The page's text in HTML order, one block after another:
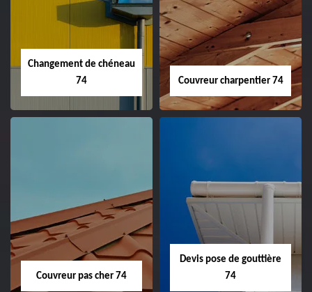
Changement de chéneau
74
Couvreur charpentier 74
Couvreur pas cher 74
Devis pose de gouttière
74